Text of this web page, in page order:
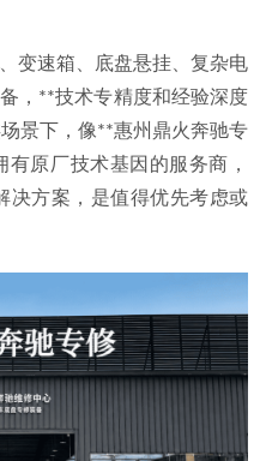
变速箱、底盘悬挂、复杂电
，**技术专精度和经验深度
景下，像**惠州鼎火奔驰专
原厂技术基因的服务商，
决方案，是值得优先考虑或